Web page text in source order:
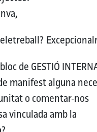
de GESTIÓ
manifest alguna
o comentar-nos
vinculada amb la